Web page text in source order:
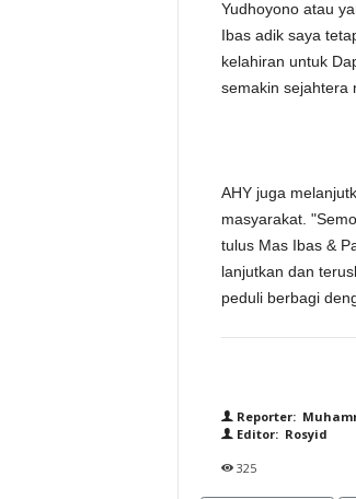
Yudhoyono atau
Ibas adik saya
kelahiran untuk
semakin sejahtera
AHY juga
masyarakat.
tulus Mas Ibas &
lanjutkan dan
peduli berbagi
Reporter:
Editor: Rosyid
325